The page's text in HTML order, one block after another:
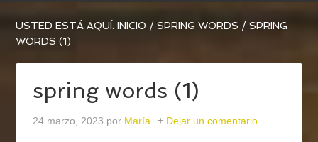
USTED ESTÁ AQUÍ:INICIO / SPRING WORDS / SPRING
WORDS (1)
spring words (1)
24 marzo, 2023 por María Dejar un comentario